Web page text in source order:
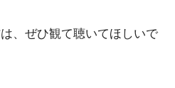
、ぜひ観て聴いてほしいで